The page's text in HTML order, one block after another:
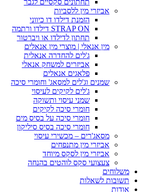
אביזרי מין ללסביות
הזמנת דילדו דו כיווני
STRAP ON דילדו ורתמה
תחתון לדילדו או ויברטור
מין אנאלי | מוצרי מין אנאלים
ג'לים להחדרה אנאלית
אביזרים למשחק אנאלי
פלאגים אנאלים
שמנים וג'לים למסאג' וחומרי סיכה
ג'לים לקיקים לעיסוי
שמני עיסוי ותשוקה
חומרי סיכה לקיקים
חומרי סיכה על בסיס מים
חומרי סיכה בסיס סיליקון
מסאג'רים – מכשירי עיסוי
אביזרי מין מתנפחים
אביזרי מין לסקס מיוחד
צעצועי סקס לוהטים בהנחה
משלוחים
תשובות לשאלות
אודות